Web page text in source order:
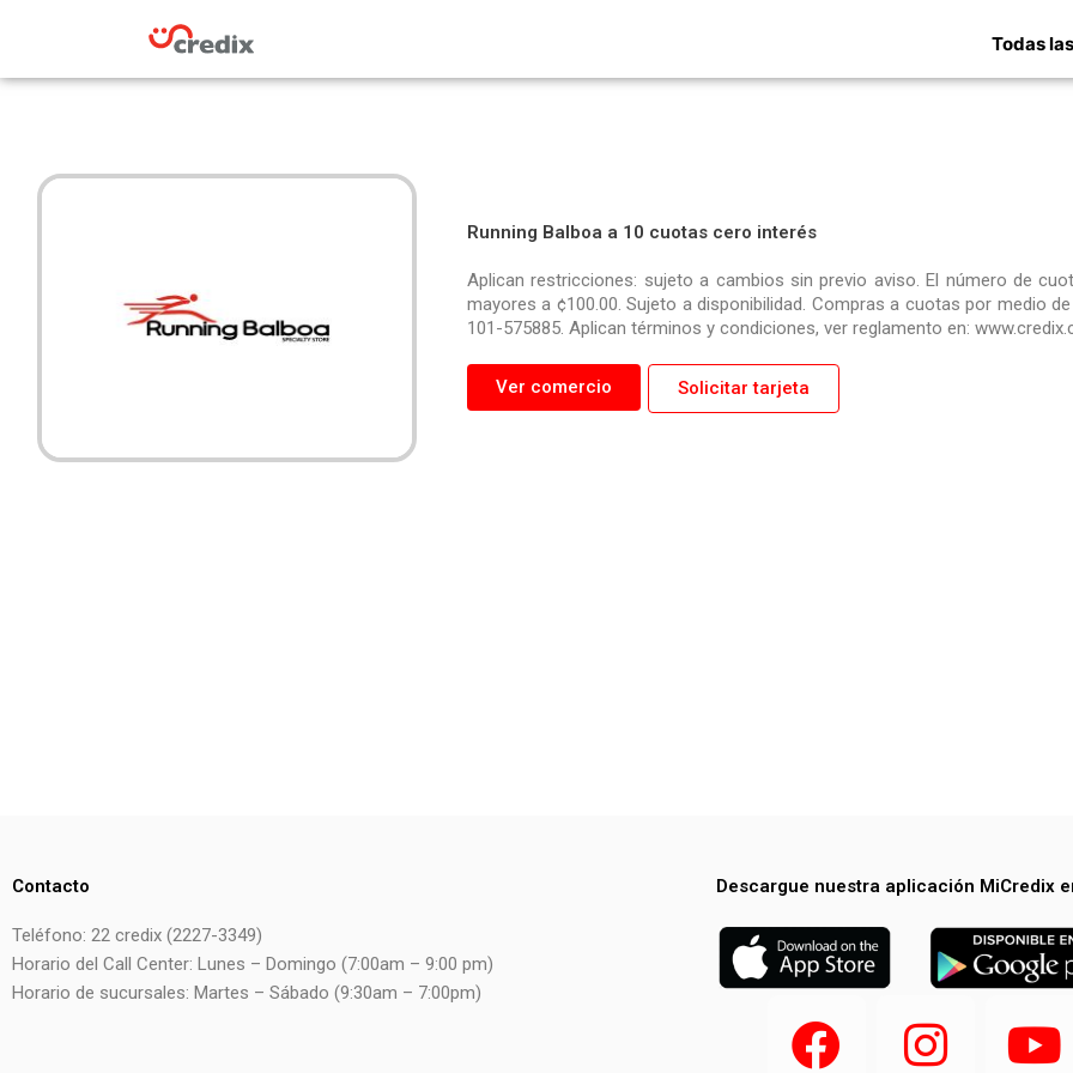
Todas
Running Balboa a 10 cuotas cero interés
Aplican restricciones: sujeto a cambios sin previo aviso. El número de
mayores a ¢100.00. Sujeto a disponibilidad. Compras a cuotas por medio
101-575885. Aplican términos y condiciones, ver reglamento en:
Ver comercio Solicitar tarjeta
Contacto
Teléfono: 22 credix (2227-3349)
Horario del Call Center: Lunes – Domingo (7:00am – 9:00 pm)
Horario de sucursales: Martes – Sábado (9:30am – 7:00pm)
Descargue nuestra aplicación MiCredix
F
I
Y